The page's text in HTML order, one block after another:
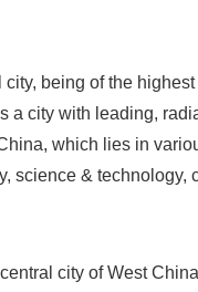
being of the
a city with leading,
which lies in
science & technology,
city of West